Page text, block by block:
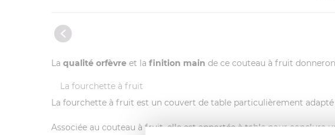
La qualité orfèvre et la finition main de ce couteau à fruit
La fourchette à fruit
La fourchette à fruit est un couvert de table particulièrement
Associée au couteau à fruit, elle est apportée à table pour conclure